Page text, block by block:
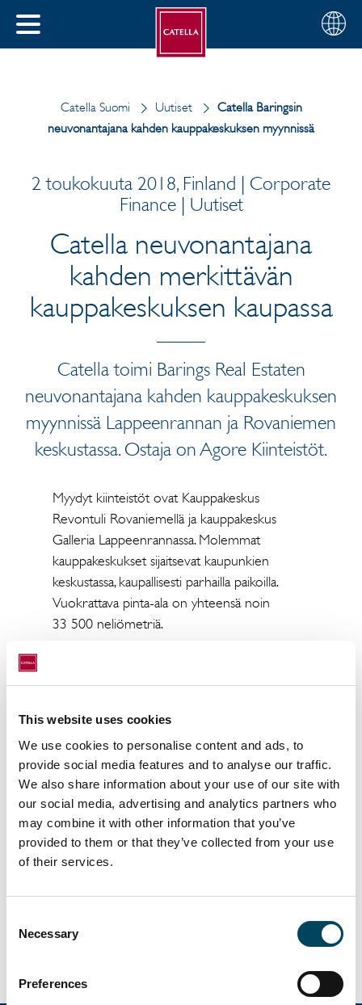
This website uses cookies
We use cookies to personalise content and ads, to
provide social media features and to analyse our traffic.
We also share information about your use of our site with
our social media, advertising and analytics partners who
may combine it with other information that you’ve
provided to them or that they’ve collected from your use
of their services.
Selection
Necessary
Preferences
SULJE
Valitse
alue
Suomi
Catella Suomi Uutiset
Catella Baringsin
neuvonantajana kahden kauppakeskuksen myynnissä
2 toukokuuta 2018, Finland | Corporate
Finance | Uutiset
Catella neuvonantajana
kahden merkittävän
kauppakeskuksen kaupassa
Catella toimi Barings Real Estaten
neuvonantajana kahden kauppakeskuksen
myynnissä Lappeenrannan ja Rovaniemen
keskustassa. Ostaja on Agore Kiinteistöt.
Myydyt kiinteistöt ovat Kauppakeskus
Revontuli Rovaniemellä ja kauppakeskus
Galleria Lappeenrannassa. Molemmat
kauppakeskukset sijaitsevat kaupunkien
keskustassa, kaupallisesti parhailla paikoilla.
Vuokrattava pinta-ala on yhteensä noin
33 500 neliömetriä.
joukko kaupan tärkeimpiä brändejä.
Catella toimi myyntiprosessissa Barings Real
Estaten neuvonantajana.
Lataa tiedote
Lisätietoja:
392,antti.louko@catella.fi
Markus Juvala, p. 050 3737